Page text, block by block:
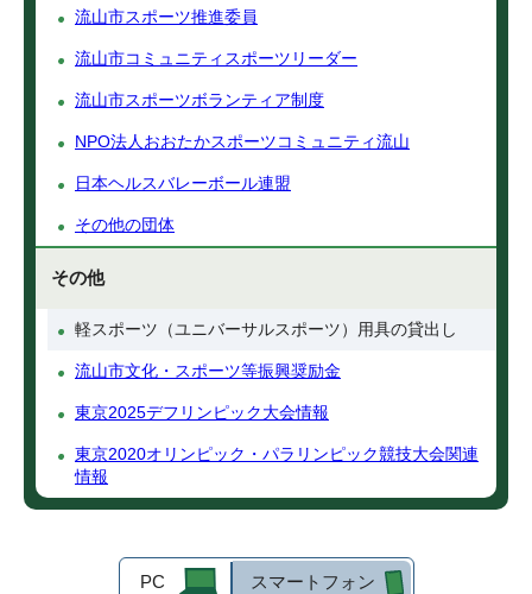
流山市スポーツ推進委員
流山市コミュニティスポーツリーダー
流山市スポーツボランティア制度
NPO法人おおたかスポーツコミュニティ流山
日本ヘルスバレーボール連盟
その他の団体
その他
軽スポーツ（ユニバーサルスポーツ）用具の貸出し
流山市文化・スポーツ等振興奨励金
東京2025デフリンピック大会情報
東京2020オリンピック・パラリンピック競技大会関連
情報
PC スマートフォン